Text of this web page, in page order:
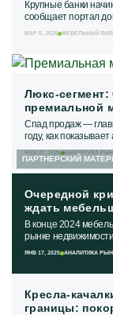
Крупные банки
сообщает портал
«Альфа-Банк» и
МАР 6, 2026 МЕБЕЛЬНЫЙ
Люкс-
премиальной
Спад продаж —
году, как
Мебельщики,
ФЕВ 27, 2026 АНАЛИТИКА
ПАРТНЕРСКИЙ
Очередной
ждать
В конце 2024
рынке
ипотеки»
ЯНВ 17, 2025 АНАЛИТИКА
Кресла-
границы: